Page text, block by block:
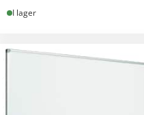
I lager